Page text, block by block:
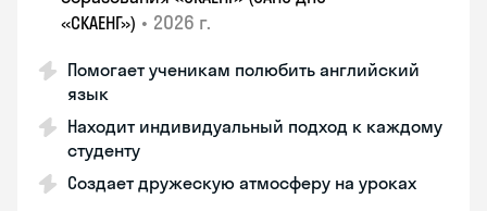
«СКАЕНГ») • 2026 г.
Помогает ученикам полюбить английский
язык
Находит индивидуальный подход к каждому
студенту
Создает дружескую атмосферу на уроках